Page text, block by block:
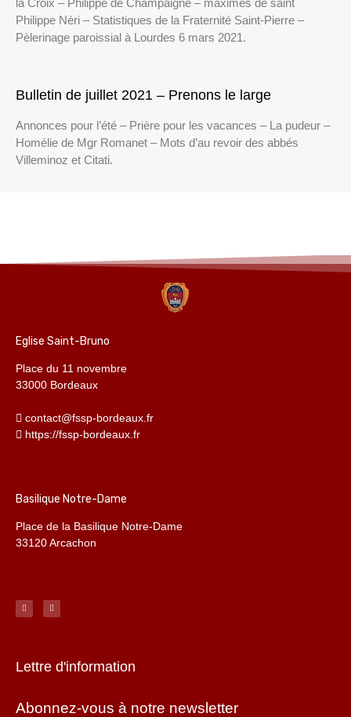
la Croix – Philippe de Champaigne – maximes de saint
Philippe Néri – Statistiques de la Fraternité Saint-Pierre –
Pèlerinage paroissial à Lourdes 6 mars 2021.
Bulletin de juillet 2021 – Prenons le large
Annonces pour l’été – Prière pour les vacances – La pudeur –
Homélie de Mgr Romanet – Mots d’au revoir des abbés
Villeminoz et Citati.
Eglise Saint-Bruno
Place du 11 novembre
33000 Bordeaux
contact@fssp-bordeaux.fr
https://fssp-bordeaux.fr
Basilique Notre-Dame
Place de la Basilique Notre-Dame
33120 Arcachon
Lettre d'information
Abonnez-vous à notre newsletter